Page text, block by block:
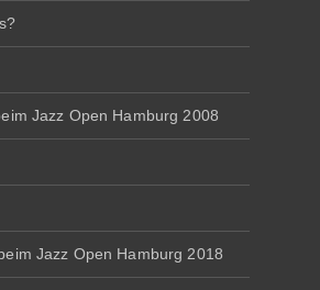
Jazz Open Hamburg 2008
Jazz Open Hamburg 2018